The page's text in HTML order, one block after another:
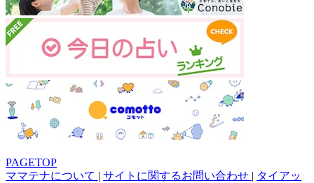
PAGETOP
ママテナについて | サイトに関するお問い合わせ | タイアッ